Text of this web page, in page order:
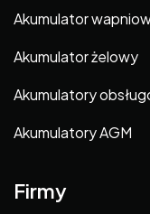
Akumulator
Akumulator żelowy
Akumulatory
Akumulatory AGM
Firmy